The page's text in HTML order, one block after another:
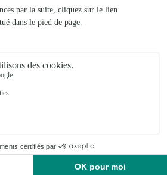
R.N.15